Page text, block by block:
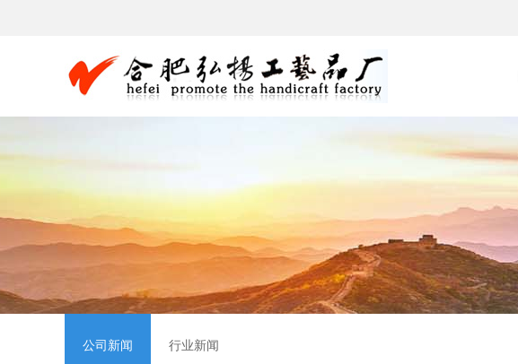
公司新闻 行业新闻